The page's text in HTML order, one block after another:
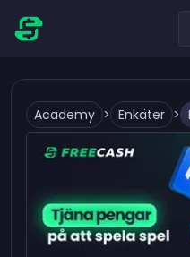
Academy > Enkäter >